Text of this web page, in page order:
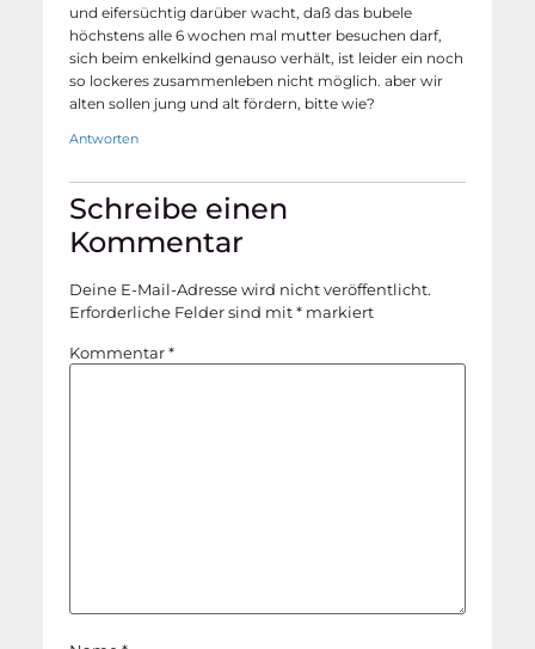
und eifersüchtig darüber wacht, daß das bubele
höchstens alle 6 wochen mal mutter besuchen darf,
sich beim enkelkind genauso verhält, ist leider ein noch
so lockeres zusammenleben nicht möglich. aber wir
alten sollen jung und alt fördern, bitte wie?
Antworten
Schreibe einen
Kommentar
Deine E-Mail-Adresse wird nicht veröffentlicht.
Erforderliche Felder sind mit* markiert
Kommentar*